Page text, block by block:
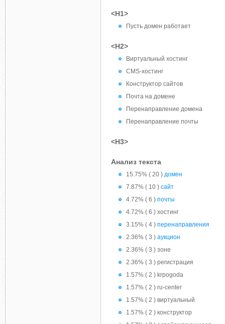
<H1>
Пусть домен работает
<H2>
Виртуальный хостинг
CMS-хостинг
Конструктор сайтов
Почта на домене
Перенаправление домена
Перенаправление почты
<H3>
Анализ текста
15.75% ( 20 ) домен
7.87% ( 10 ) сайт
4.72% ( 6 ) почты
4.72% ( 6 ) хостинг
3.15% ( 4 ) перенаправления
2.36% ( 3 ) аукцион
2.36% ( 3 ) зоне
2.36% ( 3 ) регистрация
1.57% ( 2 ) krpogoda
1.57% ( 2 ) ru-center
1.57% ( 2 ) виртуальный
1.57% ( 2 ) конструктор